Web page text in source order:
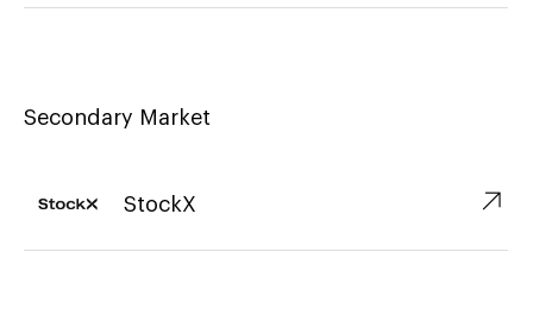
Secondary Market
StockX ↗︎